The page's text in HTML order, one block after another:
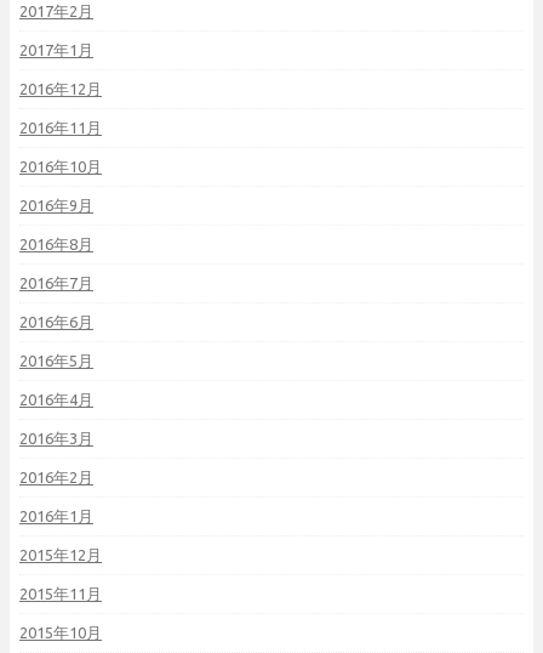
2017年2月
2017年1月
2016年12月
2016年11月
2016年10月
2016年9月
2016年8月
2016年7月
2016年6月
2016年5月
2016年4月
2016年3月
2016年2月
2016年1月
2015年12月
2015年11月
2015年10月